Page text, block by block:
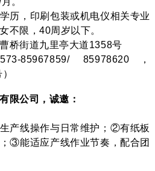
历，印刷包装或机电仪相关专业
不限，40周岁以下。
桥街道九里亭大道1358号
85978620，
限公司，诚邀：
产线操作与日常维护；②有纸板
③能适应产线作业节奏，配合团